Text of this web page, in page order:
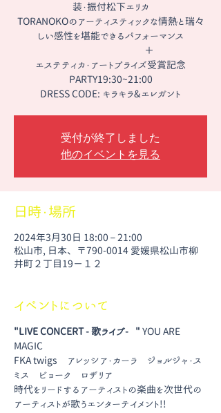
装・振付松下エリカ
TORANOKOのアーティスティックな情熱と瑞々
しい感性を堪能できるパフォーマンス
＋
エステティカ・アートプライズ受賞記念
PARTY19:30~21:00
DRESS CODE: キラキラ&エレガント
受付が終了しました
他のイベントを見る
日時・場所
2024年3月30日 18:00 – 21:00
松山市, 日本、〒790-0014 愛媛県松山市柳
井町２丁目19−１２
イベントについて
"LIVE CONCERT - 歌ライブ-  " YOU ARE
MAGIC
FKA twigs　アレッシア・カーラ　ジョルジャ・ス
ミス　ビョーク　ロザリア
時代をリードするアーティストの楽曲を次世代の
アーティストが歌うエンターテイメント!!